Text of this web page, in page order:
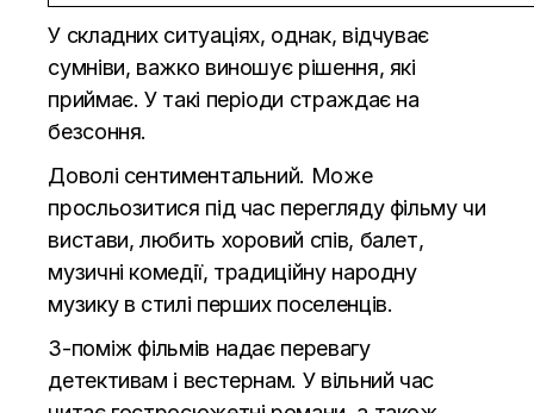
У складних ситуаціях, однак, відчуває
сумніви, важко виношує рішення, які
приймає. У такі періоди страждає на
безсоння.
Доволі сентиментальний. Може
просльозитися під час перегляду фільму чи
вистави, любить хоровий спів, балет,
музичні комедії, традиційну народну
музику в стилі перших поселенців.
З-поміж фільмів надає перевагу
детективам і вестернам. У вільний час